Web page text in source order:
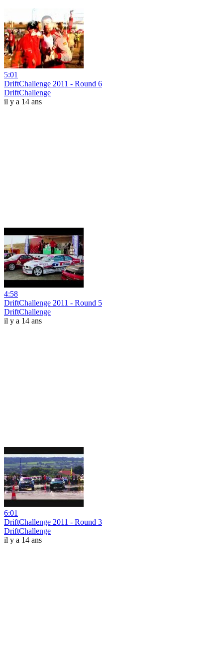
5:01
DriftChallenge 2011 - Round 6
DriftChallenge
il y a 14 ans
4:58
DriftChallenge 2011 - Round 5
DriftChallenge
il y a 14 ans
6:01
DriftChallenge 2011 - Round 3
DriftChallenge
il y a 14 ans